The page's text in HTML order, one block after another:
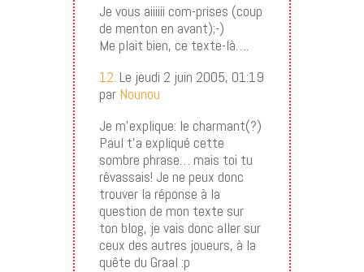
Je vous aiiiiii com-prises (coup
de menton en avant);-)
Me plait bien, ce texte-là….
12. Le jeudi 2 juin 2005, 01:19
par Nounou
Je m’explique: le charmant(?)
Paul t’a expliqué cette
sombre phrase… mais toi tu
rêvassais! Je ne peux donc
trouver la réponse à la
question de mon texte sur
ton blog, je vais donc aller sur
ceux des autres joueurs, à la
quête du Graal :p